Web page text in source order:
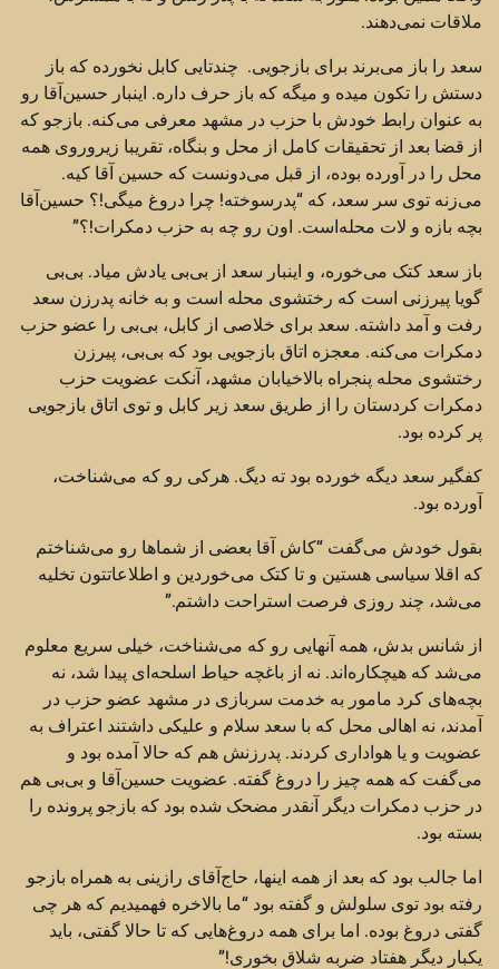
ملاقات نمی‌دهند.
سعد را باز می‌برند برای بازجویی. چندتایی کابل نخورده که باز
دستش را تکون میده و میگه که باز حرف داره. اینبار حسین‌آقا رو
به عنوان رابط خودش با حزب در مشهد معرفی می‌کنه. بازجو که
از قضا بعد از تحقیقات کامل از محل و بنگاه، تقریبا زیروروی همه
محل را در آورده بوده، از قبل می‌دونست که حسین آقا کیه.
می‌زنه توی سر سعد، که “پدرسوخته! چرا دروغ میگی!؟ حسین‌آقا
بچه بازه و لات محله‌است. اون رو چه به حزب دمکرات!؟”
باز سعد کتک می‌خوره، و اینبار سعد از بی‌بی یادش میاد. بی‌بی
گویا پیرزنی است که رختشوی محله است و به خانه پدرزن سعد
رفت و آمد داشته. سعد برای خلاصی از کابل، بی‌بی را عضو حزب
دمکرات می‌کنه. معجزه اتاق بازجویی بود که بی‌بی، پیرزن
رختشوی محله پنجراه بالاخیابان مشهد، آنکت عضویت حزب
دمکرات کردستان را از طریق سعد زیر کابل و توی اتاق بازجویی
پر کرده بود.
کفگیر سعد دیگه خورده بود ته دیگ. هرکی رو که می‌شناخت،
آورده بود.
بقول خودش می‌گفت “کاش آقا بعضی از شماها رو می‌شناختم
که اقلا سیاسی هستین و تا کتک می‌خوردین و اطلاعاتتون تخلیه
می‌شد، چند روزی فرصت استراحت داشتم.”
از شانس بدش، همه آنهایی رو که می‌شناخت، خیلی سریع معلوم
می‌شد که هیچکاره‌اند. نه از باغچه حیاط اسلحه‌ای پیدا شد، نه
بچه‌های کرد مامور به خدمت سربازی در مشهد عضو حزب در
آمدند، نه اهالی محل که با سعد سلام و علیکی داشتند اعتراف به
عضویت و یا هواداری کردند. پدرزنش هم که حالا آمده بود و
می‌گفت که همه چیز را دروغ گفته. عضویت حسین‌آقا و بی‌بی هم
در حزب دمکرات دیگر آنقدر مضحک شده بود که بازجو پرونده را
بسته بود.
اما جالب بود که بعد از همه اینها، حاج‌آقای رازینی به همراه بازجو
رفته بود توی سلولش و گفته بود “ما بالاخره فهمیدیم که هر چی
گفتی دروغ بوده. اما برای همه دروغ‌هایی که تا حالا گفتی، باید
یکبار دیگر هفتاد ضربه شلاق بخوری!”